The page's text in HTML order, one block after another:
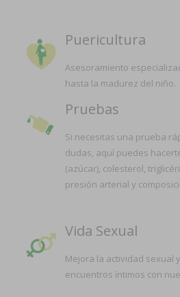
Puericultura
Asesoramiento
hasta la madurez del niño.
Pruebas
Si necesitas una prueba
dudas, aquí puedes
(azúcar), colesterol,
presión arterial y
Vida Sexual
Mejora la actividad sexual
encuentros íntimos con